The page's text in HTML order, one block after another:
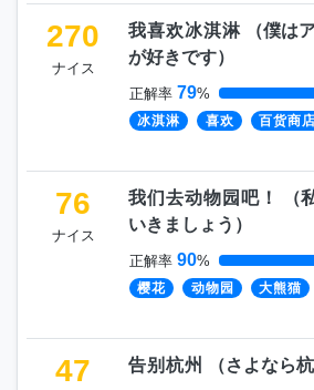
270
ナイス
我喜欢冰淇淋 （僕は
が好きです）
正解率 79%
冰淇淋 喜欢 百货商店
76
ナイス
我们去动物园吧！ （
いきましょう ）
正解率 90%
樱花 动物园 大熊猫
47 告别杭州 （さよなら